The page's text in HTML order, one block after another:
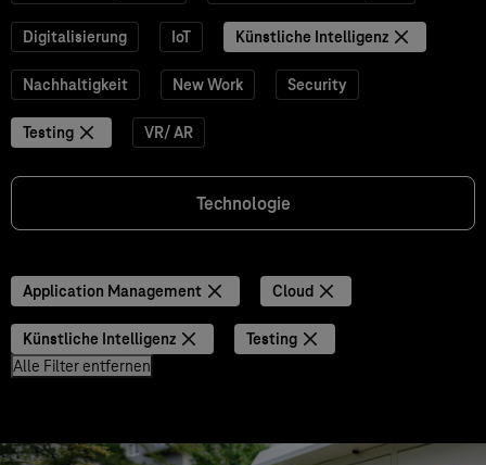
Digitalisierung IoT Künstliche Intelligenz
Nachhaltigkeit New Work Security
Testing VR/ AR
Technologie
Application Management Cloud
Künstliche Intelligenz
Testing
Alle Filter entfernen